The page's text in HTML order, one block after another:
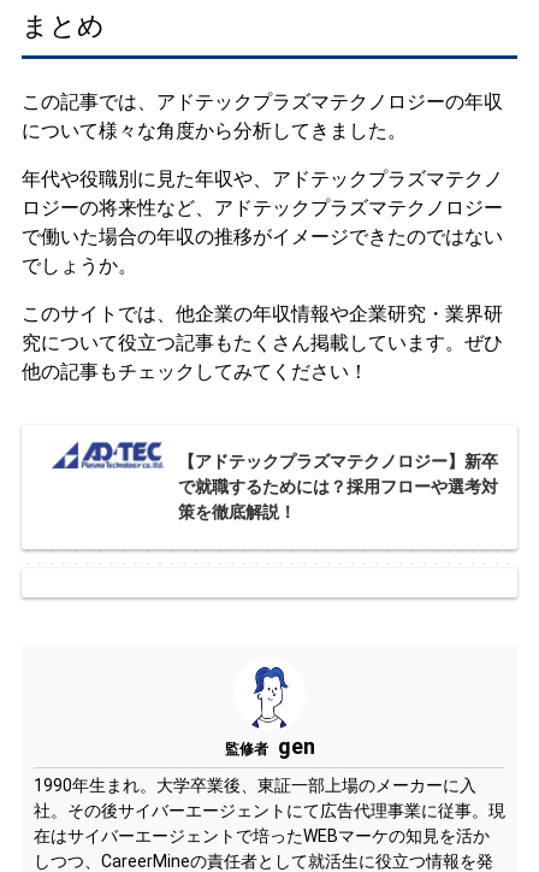
まとめ
この記事では、アドテックプラズマテクノロジーの年収
について様々な角度から分析してきました。
年代や役職別に見た年収や、アドテックプラズマテクノ
ロジーの将来性など、アドテックプラズマテクノロジー
で働いた場合の年収の推移がイメージできたのではない
でしょうか。
このサイトでは、他企業の年収情報や企業研究・業界研
究について役立つ記事もたくさん掲載しています。ぜひ
他の記事もチェックしてみてください！
【アドテックプラズマテクノロジー】新卒
で就職するためには？採用フローや選考対
策を徹底解説！
監修者 gen
1990年生まれ。大学卒業後、東証一部上場のメーカーに入
社。その後サイバーエージェントにて広告代理事業に従事。現
在はサイバーエージェントで培ったWEBマーケの知見を活か
しつつ、CareerMineの責任者として就活生に役立つ情報を発